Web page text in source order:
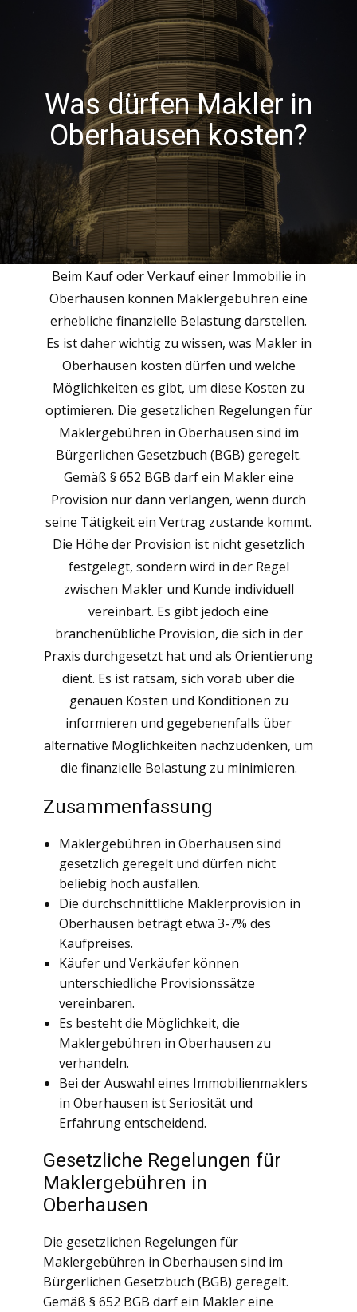
Was dürfen Makler in
Oberhausen kosten?
Beim Kauf oder Verkauf einer Immobilie in
Oberhausen können Maklergebühren eine
erhebliche finanzielle Belastung darstellen.
Es ist daher wichtig zu wissen, was Makler in
Oberhausen kosten dürfen und welche
Möglichkeiten es gibt, um diese Kosten zu
optimieren. Die gesetzlichen Regelungen für
Maklergebühren in Oberhausen sind im
Bürgerlichen Gesetzbuch (BGB) geregelt.
Gemäß § 652 BGB darf ein Makler eine
Provision nur dann verlangen, wenn durch
seine Tätigkeit ein Vertrag zustande kommt.
Die Höhe der Provision ist nicht gesetzlich
festgelegt, sondern wird in der Regel
zwischen Makler und Kunde individuell
vereinbart. Es gibt jedoch eine
branchenübliche Provision, die sich in der
Praxis durchgesetzt hat und als Orientierung
dient. Es ist ratsam, sich vorab über die
genauen Kosten und Konditionen zu
informieren und gegebenenfalls über
alternative Möglichkeiten nachzudenken, um
die finanzielle Belastung zu minimieren.
Zusammenfassung
Maklergebühren in Oberhausen sind
gesetzlich geregelt und dürfen nicht
beliebig hoch ausfallen.
Die durchschnittliche Maklerprovision in
Oberhausen beträgt etwa 3-7% des
Kaufpreises.
Käufer und Verkäufer können
unterschiedliche Provisionssätze
vereinbaren.
Es besteht die Möglichkeit, die
Maklergebühren in Oberhausen zu
verhandeln.
Bei der Auswahl eines Immobilienmaklers
in Oberhausen ist Seriosität und
Erfahrung entscheidend.
Gesetzliche Regelungen für
Maklergebühren in
Oberhausen
Die gesetzlichen Regelungen für
Maklergebühren in Oberhausen sind im
Bürgerlichen Gesetzbuch (BGB) geregelt.
Gemäß § 652 BGB darf ein Makler eine